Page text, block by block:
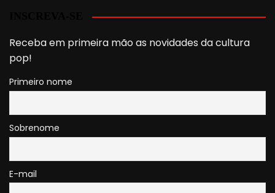
Receba em primeira mão as novidades da cultura
pop!
Primeiro nome
Sobrenome
E-mail